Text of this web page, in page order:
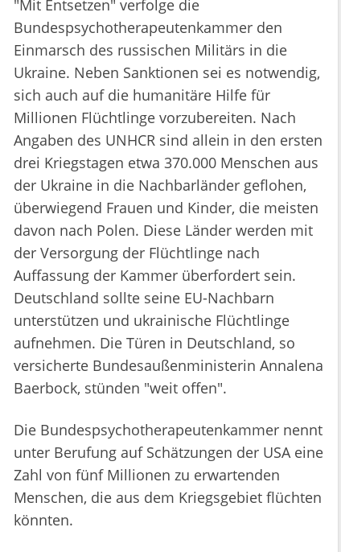
"Mit Entsetzen" verfolge die
Bundespsychotherapeutenkammer den
Einmarsch des russischen Militärs in die
Ukraine. Neben Sanktionen sei es notwendig,
sich auch auf die humanitäre Hilfe für
Millionen Flüchtlinge vorzubereiten. Nach
Angaben des UNHCR sind allein in den ersten
drei Kriegstagen etwa 370.000 Menschen aus
der Ukraine in die Nachbarländer geflohen,
überwiegend Frauen und Kinder, die meisten
davon nach Polen. Diese Länder werden mit
der Versorgung der Flüchtlinge nach
Auffassung der Kammer überfordert sein.
Deutschland sollte seine EU-Nachbarn
unterstützen und ukrainische Flüchtlinge
aufnehmen. Die Türen in Deutschland, so
versicherte Bundesaußenministerin Annalena
Baerbock, stünden "weit offen".
Die Bundespsychotherapeutenkammer nennt
unter Berufung auf Schätzungen der USA eine
Zahl von fünf Millionen zu erwartenden
Menschen, die aus dem Kriegsgebiet flüchten
könnten.